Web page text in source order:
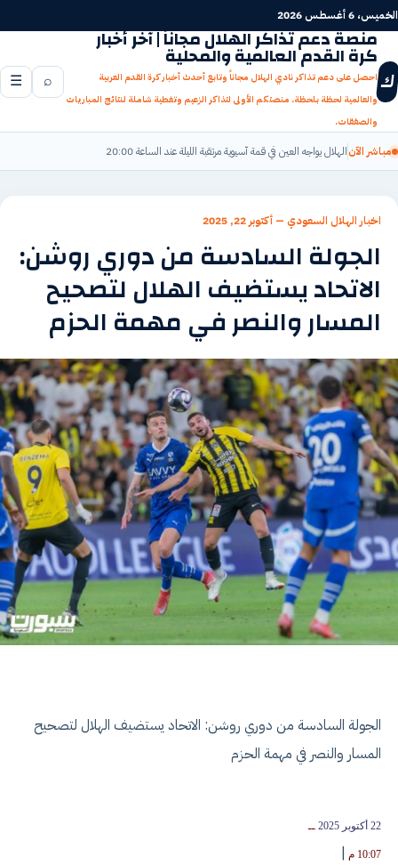
تجاوز
إلى
المحتوى
الخميس، 6 أغسطس 2026
ك
منصة دعم تذاكر الهلال مجاناً | آخر أخبار
كرة القدم العالمية والمحلية
احصل على دعم تذاكر نادي الهلال مجاناً وتابع أحدث أخبار كرة القدم العربية
والعالمية لحظة بلحظة. منصتكم الأولى لتذاكر الزعيم وتغطية شاملة لنتائج المباريات
والصفقات.
⌕
☰
مباشر الآنالهلال يواجه العين في قمة آسيوية مرتقبة الليلة عند الساعة 20:00
اخبار الهلال السعودي — أكتوبر 22, 2025
الجولة السادسة من دوري روشن:
الاتحاد يستضيف الهلال لتصحيح
المسار والنصر في مهمة الحزم
الجولة السادسة من دوري روشن: الاتحاد يستضيف الهلال لتصحيح
المسار والنصر في مهمة الحزم
22 أكتوبر 2025
10:07 م |